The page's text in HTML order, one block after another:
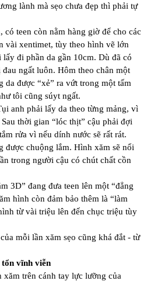
lành mà sẹo chưa đẹp thì phải tự
teen còn nằm hàng giờ để cho các
vài xentimet, tùy theo hình vẽ lớn
đi phần da gần 10cm. Dù đã có
ngất luôn. Hôm theo chân một
da được “xẻ” ra vứt trong một tấm
tôi cũng súyt ngất.
anh phải lấy da theo từng mảng, vì
thời gian “lóc thịt” cậu phải đợi
rửa vì nếu dính nước sẽ rất rát.
được chuộng lắm. Hình xăm sẽ nổi
trong người cậu có chút chất cồn
3D” đang đưa teen lên một “đẳng
hình còn đảm bảo thêm là “làm
từ vài triệu lên đến chục triệu tùy
mỗi lần xăm sẹo cũng khá đắt - từ
vĩnh viễn
trên cánh tay lực lưỡng của